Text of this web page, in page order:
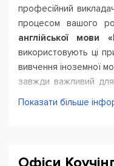
професійний
процесом вашого
англійської мови
використовують ці
вивчення іноземної
завжди важливий
прагне.
Залежно від рівня
Показати більше